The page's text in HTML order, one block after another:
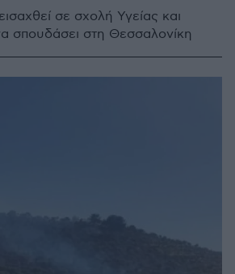
σε σχολή Υγείας και
σπουδάσει στη Θεσσαλονίκη